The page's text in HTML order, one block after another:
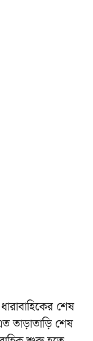
শেষ
তাড়াতাড়ি শেষ